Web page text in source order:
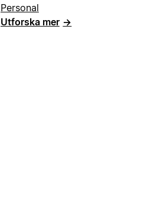
Personal
Utforska mer →